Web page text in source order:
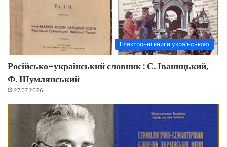
Електронні книги українською
Російсько-український словник : С. Іваницький,
Ф. Шумлянський
27.07.2026